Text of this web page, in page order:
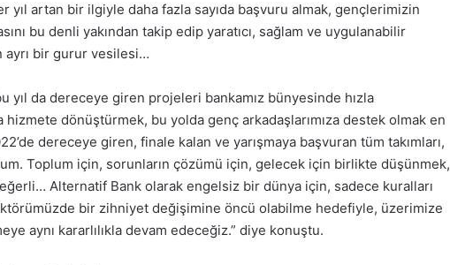
yıl artan bir ilgiyle daha fazla sayıda başvuru almak, gençlerimizin
bu denli yakından takip edip yaratıcı, sağlam ve uygulanabilir
ayrı bir gurur vesilesi…
yıl da dereceye giren projeleri bankamız bünyesinde hızla
dönüştürmek, bu yolda genç arkadaşlarımıza destek olmak en
dereceye giren, finale kalan ve yarışmaya başvuran tüm takımları,
Toplum için, sorunların çözümü için, gelecek için birlikte düşünmek,
Alternatif Bank olarak engelsiz bir dünya için, sadece kuralları
bir zihniyet değişimine öncü olabilme hedefiyle, üzerimize
aynı kararlılıkla devam edeceğiz.” diye konuştu.